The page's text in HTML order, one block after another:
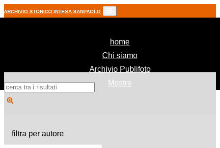
ARCHIVIO STORICO INTESA SANPAOLO
home(current)
Chi siamo
Archivio Publifoto
Mostre
filtra per autore